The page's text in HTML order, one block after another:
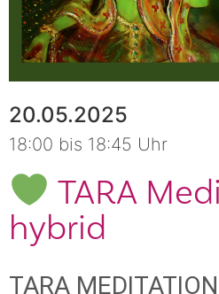
20.05.2025
18:00 bis 18:45 Uhr
TARA
hybrid
TARA MEDITATION